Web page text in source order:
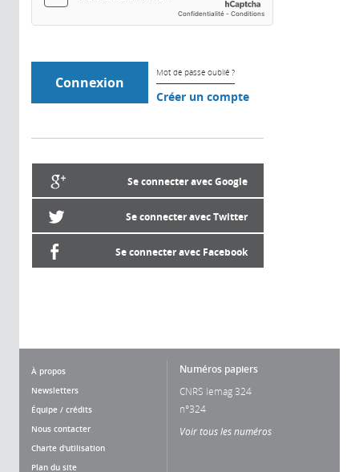
Mot de passe oublié ?
Créer un compte
Se connecter avec Google
Se connecter avec Twitter
Se connecter avec Facebook
À propos
Newsletters
Équipe / crédits
Nous contacter
Charte d'utilisation
Plan du site
Numéros papiers
CNRS lemag 324
n°324
Voir tous les numéros